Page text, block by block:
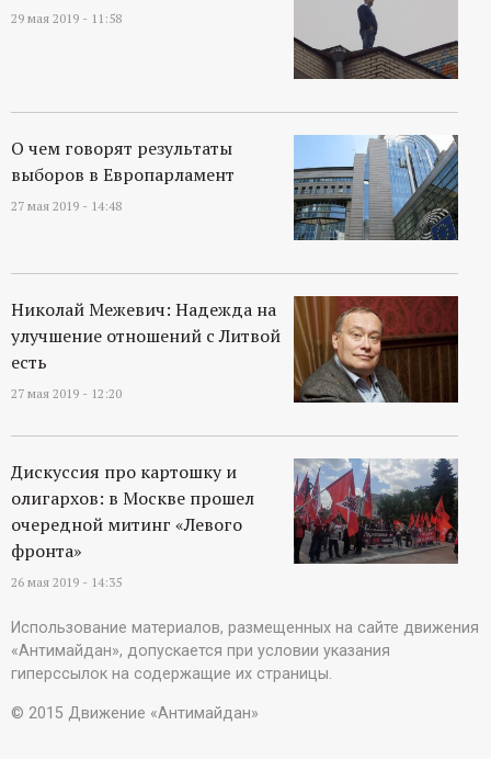
29 мая 2019 - 11:58
О чем говорят результаты
выборов в Европарламент
27 мая 2019 - 14:48
Николай Межевич: Надежда на
улучшение отношений с Литвой
есть
27 мая 2019 - 12:20
Дискуссия про картошку и
олигархов: в Москве прошел
очередной митинг «Левого
фронта»
26 мая 2019 - 14:35
Использование материалов, размещенных на сайте движения
«Антимайдан», допускается при условии указания
гиперссылок на содержащие их страницы.
© 2015 Движение «Антимайдан»